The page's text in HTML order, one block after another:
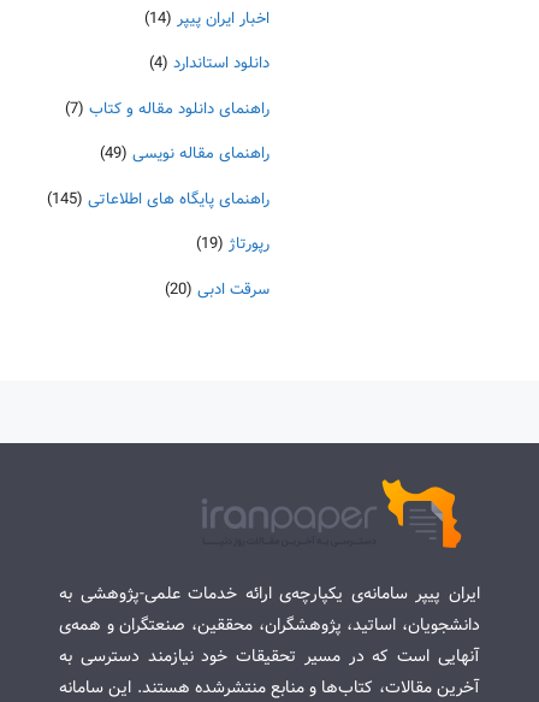
اخبار ایران پیپر (14)
دانلود استاندارد (4)
راهنمای دانلود مقاله و کتاب (7)
راهنمای مقاله نویسی (49)
راهنمای پایگاه های اطلاعاتی (145)
رپورتاژ (19)
سرقت ادبی (20)
ایران پیپر سامانه‌ی یکپارچه‌ی ارائه خدمات علمی-پژوهشی به
دانشجویان، اساتید، پژوهشگران، محققین، صنعتگران و همه‌ی
آنهایی است که در مسیر تحقیقات خود نیازمند دسترسی به
آخرین مقالات، کتاب‌ها و منابع منتشرشده هستند. این سامانه